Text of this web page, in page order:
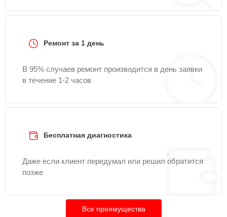
Ремонт за 1 день
В 95% случаев ремонт производится в день заявки
в течение 1-2 часов
Бесплатная диагностика
Даже если клиент передумал или решил обратится
позже
Все преимущества